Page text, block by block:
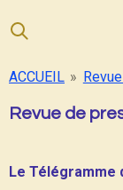
au
principal
ACCUEIL »
Revue de
Le Télégramme